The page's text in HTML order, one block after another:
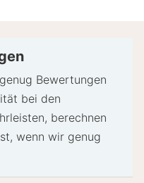
an.
ANCV-
Bewertungen
bei den
berechnen
wenn wir genug